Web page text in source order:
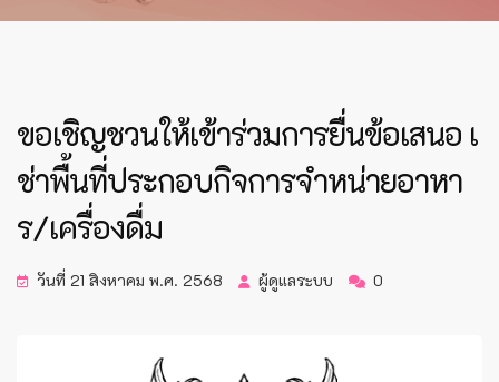
ขอเชิญชวนให้เข้าร่วมการยื่นข้อเสนอ เ
ช่าพื้นที่ประกอบกิจการจำหน่ายอาหา
ร/เครื่องดื่ม
วันที่ 21 สิงหาคม พ.ศ. 2568 ผู้ดูแลระบบ 0